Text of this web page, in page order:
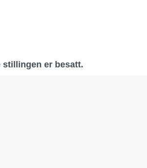
stillingen er besatt.